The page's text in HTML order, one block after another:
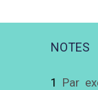
NOTES
1 Par